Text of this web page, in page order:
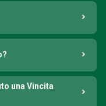
una Vincita